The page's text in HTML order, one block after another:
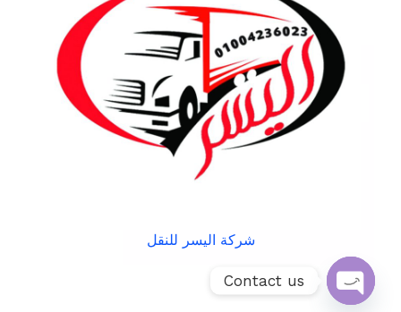
شركة اليسر للنقل
Contact us